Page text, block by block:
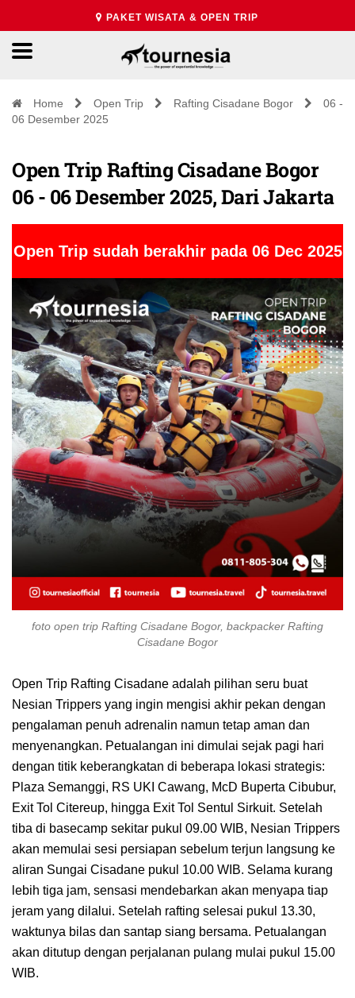
PAKET WISATA & OPEN TRIP
Home Open Trip Rafting Cisadane Bogor
06 -
06 Desember 2025
Open Trip Rafting Cisadane Bogor
06 - 06 Desember 2025, Dari Jakarta
Open Trip sudah berakhir pada 06 Dec 2025
foto open trip Rafting Cisadane Bogor, backpacker Rafting
Cisadane Bogor
Open Trip Rafting Cisadane adalah pilihan seru buat
Nesian Trippers yang ingin mengisi akhir pekan dengan
pengalaman penuh adrenalin namun tetap aman dan
menyenangkan. Petualangan ini dimulai sejak pagi hari
dengan titik keberangkatan di beberapa lokasi strategis:
Plaza Semanggi, RS UKI Cawang, McD Buperta Cibubur,
Exit Tol Citereup, hingga Exit Tol Sentul Sirkuit. Setelah
tiba di basecamp sekitar pukul 09.00 WIB, Nesian Trippers
akan memulai sesi persiapan sebelum terjun langsung ke
aliran Sungai Cisadane pukul 10.00 WIB. Selama kurang
lebih tiga jam, sensasi mendebarkan akan menyapa tiap
jeram yang dilalui. Setelah rafting selesai pukul 13.30,
waktunya bilas dan santap siang bersama. Petualangan
akan ditutup dengan perjalanan pulang mulai pukul 15.00
WIB.